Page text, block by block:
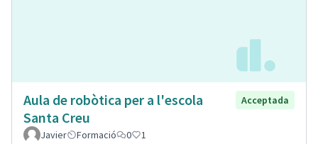
Aula de robòtica per a l'escola
Santa Creu
Acceptada
Javier Formació 0 1